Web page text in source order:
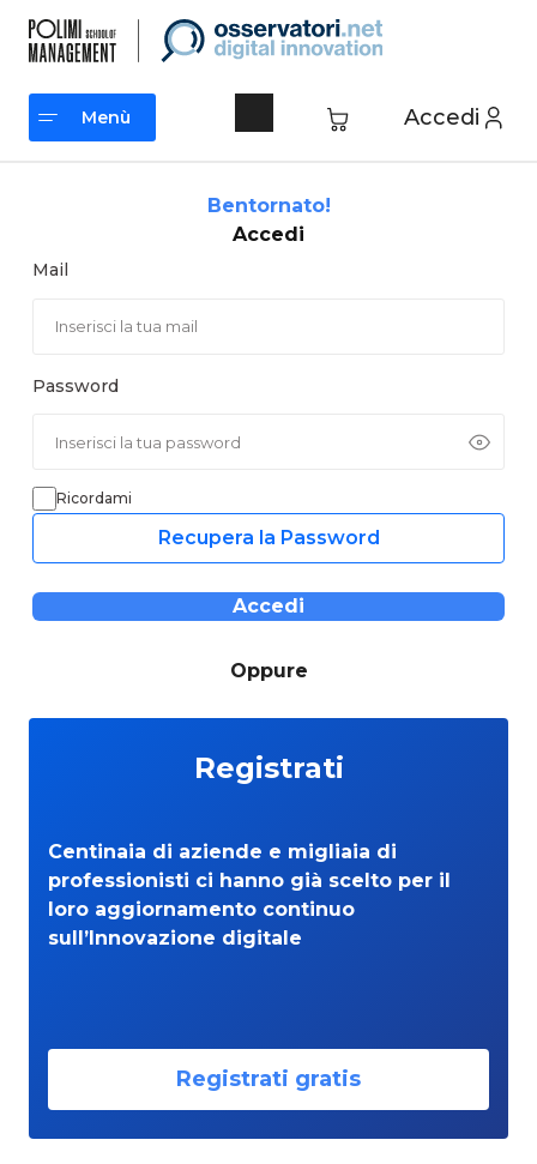
contenuto
Accedi
Menù
Bentornato!
Accedi
Mail
Password
Ricordami
Recupera la Password
Accedi
Oppure
Registrati
Centinaia di aziende e migliaia di
professionisti ci hanno già scelto per il
loro aggiornamento continuo
sull’Innovazione digitale
Registrati gratis